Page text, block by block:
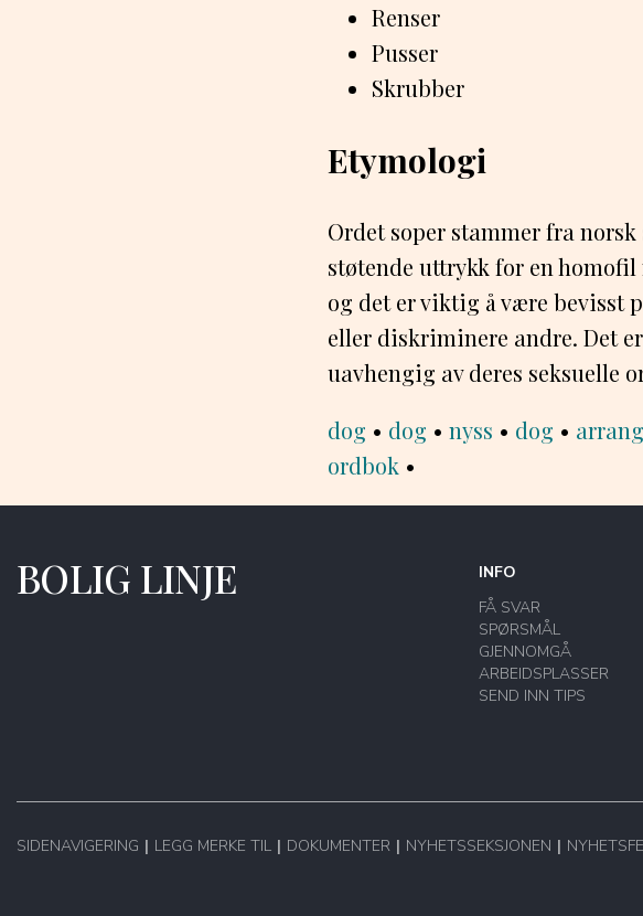
Renser
Pusser
Skrubber
Etymologi
Ordet soper stammer fra
støtende uttrykk for en
og det er viktig å være bevisst
eller diskriminere andre. Det
uavhengig av deres seksuelle
dog • dog • nyss • dog •
ordbok •
BOLIG LINJE
INFO
FÅ SVAR
SPØRSMÅL
GJENNOMGÅ
ARBEIDSPLASSER
SEND INN TIPS
SIDENAVIGERING LEGG MERKE TIL DOKUMENTER NYHETSSEKSJONEN